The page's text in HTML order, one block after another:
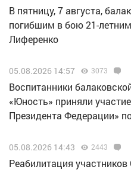
В пятницу, 7 августа,
погибшим в бою 21-
Лиференко
05.08.2026 14:57 3073
Воспитанники
«Юность» приняли
Президента Федерации»
05.08.2026 14:43 2443
Реабилитация